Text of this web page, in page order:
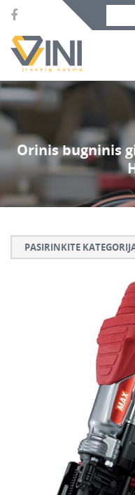
Search bar place.
Orinis bugninis
PASIRINKITE
Betono ardymo ir
Betono kaltai ir grąžtai,
Betono pjovimo ir
Betonavimo, tinkavimo
Dažymo, smėliavimo
Drėgmės surinkėjai-
Elektros generatoriai,
Elektros įranga ir
Grunto tankintuvai
Krautuvai, ekskovatoriai